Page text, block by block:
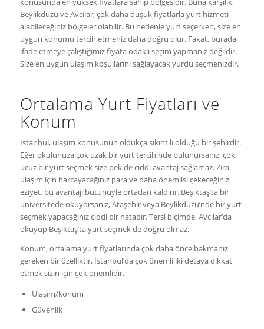
Beylikdüzü ve Avcılar; çok daha düşük fiyatlarla yurt hizmeti
alabileceğiniz bölgeler olabilir. Bu nedenle yurt seçerken, size en
uygun konumu tercih etmeniz daha doğru olur. Fakat, burada
ifade etmeye çalıştığımız fiyata odaklı seçim yapmanız değildir.
Size en uygun ulaşım koşullarını sağlayacak yurdu seçmenizdir.
Ortalama Yurt Fiyatları ve
Konum
İstanbul, ulaşım konusunun oldukça sıkıntılı olduğu bir şehirdir.
Eğer okulunuza çok uzak bir yurt tercihinde bulunursanız, çok
ucuz bir yurt seçmek size pek de ciddi avantaj sağlamaz. Zira
ulaşım için harcayacağınız para ve daha önemlisi çekeceğiniz
eziyet, bu avantajı bütünüyle ortadan kaldırır. Beşiktaş’ta bir
üniversitede okuyorsanız, Ataşehir veya Beylikdüzü’nde bir yurt
seçmek yapacağınız ciddi bir hatadır. Tersi biçimde, Avcılar’da
okuyup Beşiktaş’ta yurt seçmek de doğru olmaz.
Konum, ortalama yurt fiyatlarında çok daha önce bakmanız
gereken bir özelliktir. İstanbul’da çok önemli iki detaya dikkat
etmek sizin için çok önemlidir.
Ulaşım/konum
Güvenlik